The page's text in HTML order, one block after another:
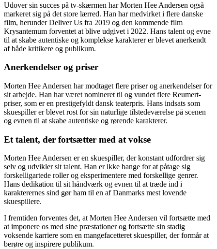
Udover sin succes på tv-skærmen har Morten Hee Andersen også
markeret sig på det store lærred. Han har medvirket i flere danske
film, herunder Deliver Us fra 2019 og den kommende film
Krysantemum forventet at blive udgivet i 2022. Hans talent og evne
til at skabe autentiske og komplekse karakterer er blevet anerkendt
af både kritikere og publikum.
Anerkendelser og priser
Morten Hee Andersen har modtaget flere priser og anerkendelser for
sit arbejde. Han har været nomineret til og vundet flere Reumert-
priser, som er en prestigefyldt dansk teaterpris. Hans indsats som
skuespiller er blevet rost for sin naturlige tilstedeværelse på scenen
og evnen til at skabe autentiske og rørende karakterer.
Et talent, der fortsætter med at vokse
Morten Hee Andersen er en skuespiller, der konstant udfordrer sig
selv og udvikler sit talent. Han er ikke bange for at påtage sig
forskelligartede roller og eksperimentere med forskellige genrer.
Hans dedikation til sit håndværk og evnen til at træde ind i
karakterernes sind gør ham til en af Danmarks mest lovende
skuespillere.
I fremtiden forventes det, at Morten Hee Andersen vil fortsætte med
at imponere os med sine præstationer og fortsætte sin stadig
voksende karriere som en mangefacetteret skuespiller, der formår at
berøre og inspirere publikum.